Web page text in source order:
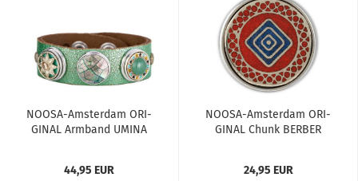
NOOSA-​​Ams­ter­dam ORI­
GI­NAL Arm­band UMINA
44,95 EUR
NOOSA-​​Ams­ter­dam ORI­
GI­NAL Chunk BER­BER
24,95 EUR